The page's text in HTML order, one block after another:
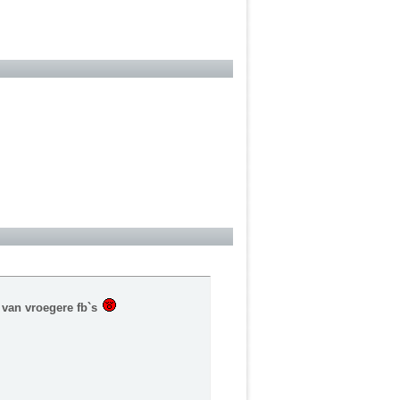
vroegere fb`s